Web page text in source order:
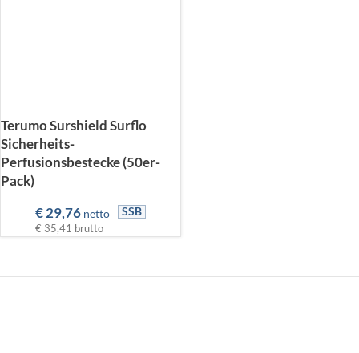
Terumo Surshield Surflo
Sicherheits-
Perfusionsbestecke (50er-
Pack)
€29,76 netto
SSB
€ 35,41 brutto